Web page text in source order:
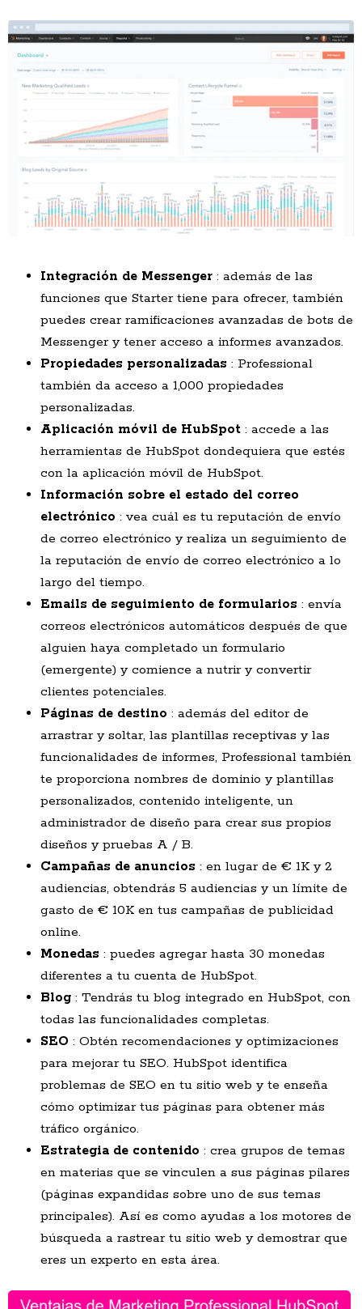
Integración de Messenger : además de las
funciones que Starter tiene para ofrecer, también
puedes crear ramificaciones avanzadas de bots de
Messenger y tener acceso a informes avanzados.
Propiedades personalizadas : Professional
también da acceso a 1,000 propiedades
personalizadas.
Aplicación móvil de HubSpot : accede a las
herramientas de HubSpot dondequiera que estés
con la aplicación móvil de HubSpot.
Información sobre el estado del correo
electrónico : vea cuál es tu reputación de envío
de correo electrónico y realiza un seguimiento de
la reputación de envío de correo electrónico a lo
largo del tiempo.
Emails de seguimiento de formularios : envía
correos electrónicos automáticos después de que
alguien haya completado un formulario
(emergente) y comience a nutrir y convertir
clientes potenciales.
Páginas de destino : además del editor de
arrastrar y soltar, las plantillas receptivas y las
funcionalidades de informes, Professional también
te proporciona nombres de dominio y plantillas
personalizados, contenido inteligente, un
administrador de diseño para crear sus propios
diseños y pruebas A / B.
Campañas de anuncios : en lugar de € 1K y 2
audiencias, obtendrás 5 audiencias y un límite de
gasto de € 10K en tus campañas de publicidad
online.
Monedas : puedes agregar hasta 30 monedas
diferentes a tu cuenta de HubSpot.
Blog : Tendrás tu blog integrado en HubSpot, con
todas las funcionalidades completas.
SEO : Obtén recomendaciones y optimizaciones
para mejorar tu SEO. HubSpot identifica
problemas de SEO en tu sitio web y te enseña
cómo optimizar tus páginas para obtener más
tráfico orgánico.
Estrategia de contenido : crea grupos de temas
en materias que se vinculen a sus páginas pilares
(páginas expandidas sobre uno de sus temas
principales). Así es como ayudas a los motores de
búsqueda a rastrear tu sitio web y demostrar que
eres un experto en esta área.